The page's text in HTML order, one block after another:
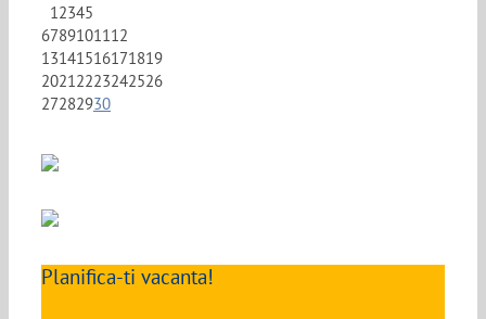
1 2345
67891011 12
13141516171819
2021 2223242526
27282930
Planifica-ti vacanta!